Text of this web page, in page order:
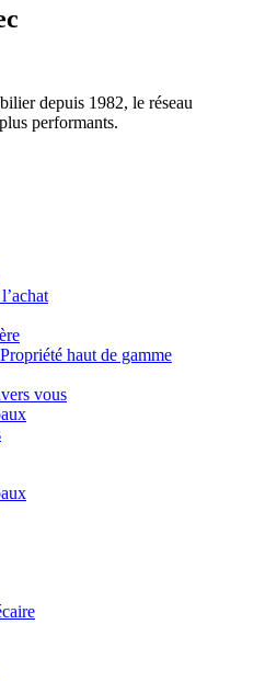
depuis 1982, le réseau
performants.
haut de gamme
vous